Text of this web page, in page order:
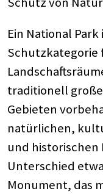
Ein National
Schutzkategorie
traditionell
Gebieten
natürlichen,
und historischen
Unterschied
Monument, das